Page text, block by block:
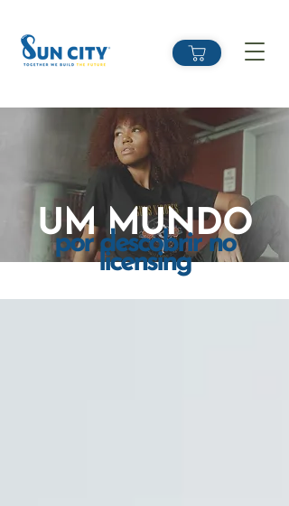
UM MUNDO
por descobrir no
licensing